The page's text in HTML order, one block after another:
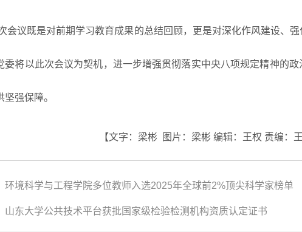
会议既是对前期学习教育成果的总结回顾，更是对深化作风建设、
委将以此次会议为契机，进一步增强贯彻落实中央八项规定精神的
坚强保障。
【文字：梁彬 图片：梁彬 编辑：王权 责编：
环境科学与工程学院多位教师入选2025年全球前2%顶尖科学家榜单
山东大学公共技术平台获批国家级检验检测机构资质认定证书